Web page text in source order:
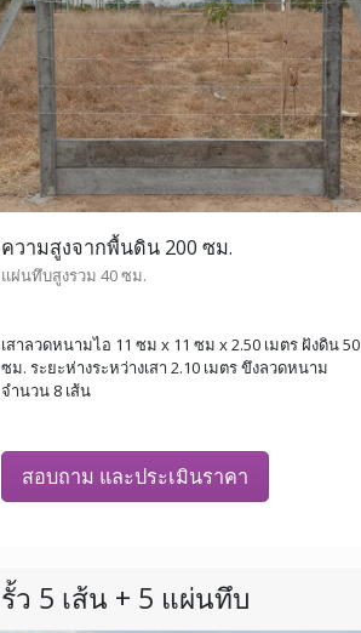
ความสูงจากพื้นดิน 200 ซม.
แผ่นทึบสูงรวม 40 ซม.
เสาลวดหนามไอ 11 ซม x 11 ซม x 2.50 เมตร ฝังดิน 50
ซม. ระยะห่างระหว่างเสา 2.10 เมตร ขึงลวดหนาม
จำนวน 8 เส้น
สอบถาม และประเมินราคา
รั้ว 5 เส้น + 5 แผ่นทึบ